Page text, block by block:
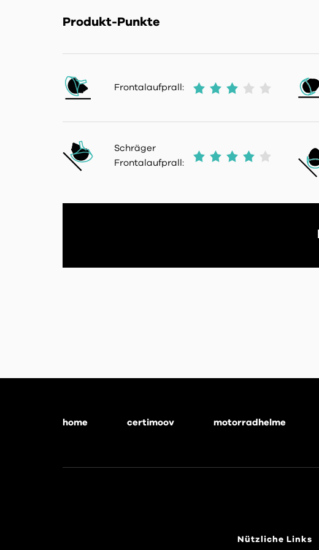
Produkt-Punkte
Frontalaufprall:
Schräger
Frontalaufprall:
home certimoov motorradhelme
Nützliche Links